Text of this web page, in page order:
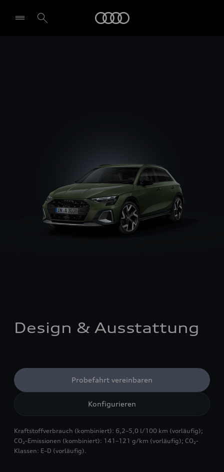
Design & Ausstattung
Design & Ausstattung
Probefahrt vereinbaren
Konfigurieren
Kraftstoffverbrauch (kombiniert): 6,2–5,0 l/100 km (vorläufig);
CO₂-Emissionen (kombiniert): 141–121 g/km (vorläufig); CO₂-
Klassen: E–D (vorläufig).